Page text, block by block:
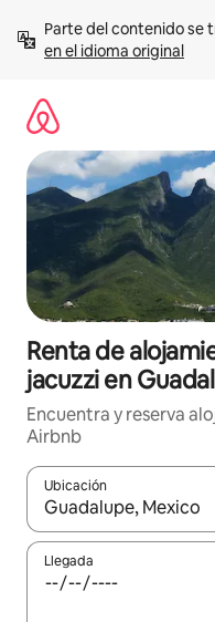
contenido
Parte del contenido se
en el idioma original
Renta de
jacuzzi en
Encuentra y reserva
Airbnb
Ubicación
Cuando los resultados
Llegada